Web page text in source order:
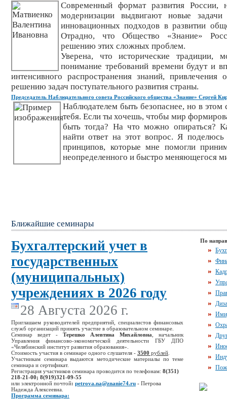
Современный формат развития России,
модернизации выдвигают новые
инновационных подходов в развитии
Отрадно, что Общество «Знание»
решению этих сложных проблем.
Уверена, что исторические традиции,
понимание требований времени будут и
интенсивного распространения знаний, привлечения
решению задач поступательного развития страны.
Председатель Наблюдательного совета Российского общества «Знание» Сергей
Наблюдателем быть безопаснее, но в этом
тебя. Если ты хочешь, чтобы мир
быть тогда? На что можно опираться?
найти ответ на этот вопрос. Я
принципов, которые мне помогли
неопределенного и быстро меняющегося
Ближайшие семинары
Бухгалтерский учет в
государственных
(муниципальных)
учреждениях в 2026 году
28 Августа 2026 г.
Приглашаем руководителей предприятий, специалистов финансовых
служб организаций принять участие в образовательном семинаре.
Семинар ведет - Терешко Алевтина Михайловна , начальник
Управления финансово-экономической деятельности ГБУ ДПО
«Челябинский институт развития образования».
Стоимость участия в семинаре одного слушателя - 3500 рублей
Участникам семинара выдаются методические материалы по теме
семинара и сертификат.
Регистрация участников семинара проводится по телефонам: 8(351)
218-21-00; 8(919)321-09-55
или электронной почтой: petrova.na@znanie74.ru - Петрова
Надежда Алексеевна.
Программа семинара:
По